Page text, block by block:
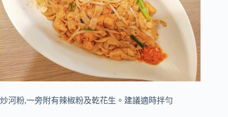
炒河粉,一旁附有辣椒粉及乾花生。建議適時拌勻